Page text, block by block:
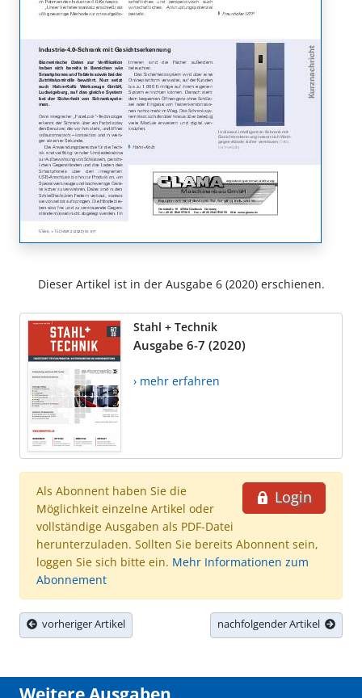
Dieser Artikel ist in der Ausgabe 6 (2020) erschienen.
Stahl + Technik
Ausgabe 6-7 (2020)
› mehr erfahren
Login
Als Abonnent haben Sie die
Möglichkeit einzelne Artikel oder
vollständige Ausgaben als PDF-Datei
herunterzuladen. Sollten Sie bereits Abonnent sein,
loggen Sie sich bitte ein. Mehr Informationen zum
Abonnement
vorheriger Artikel nachfolgender Artikel